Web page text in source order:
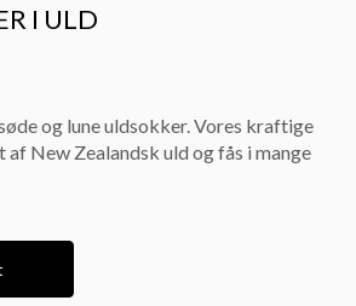
I ULD
og lune uldsokker. Vores kraftige
New Zealandsk uld og fås i mange